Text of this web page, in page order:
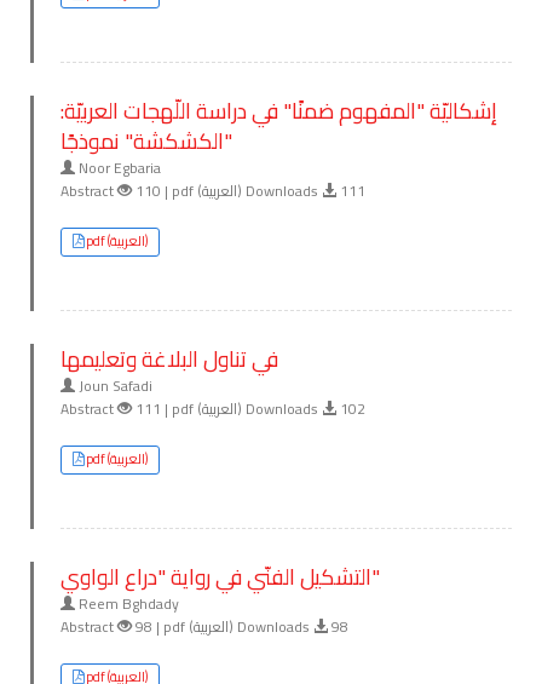
إشكاليّة "المفهوم ضمنًا" في دراسة اللّهجات العربيّة:
"الكشكشة" نموذجًا
Noor Egbaria
Abstract
110 | pdf (العربية) Downloads 111
pdf (العربية)
في تناول البلاغة وتعليمها
Joun Safadi
Abstract
111 | pdf (العربية) Downloads 102
pdf (العربية)
التشكيل الفنّي في رواية "دراع الواوي"
Reem Bghdady
Abstract
98 | pdf (العربية) Downloads 98
pdf (العربية)